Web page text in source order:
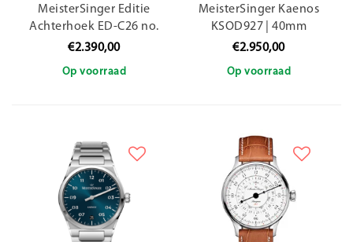
MeisterSinger Editie
Achterhoek ED-C26 no.
02
€2.390,00
Op voorraad
MeisterSinger Kaenos
KSOD927 | 40mm
€2.950,00
Op voorraad